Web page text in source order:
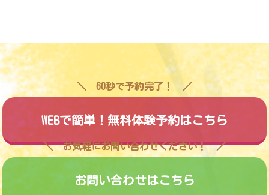
60秒で予約完了！
WEBで簡単！無料体験予約はこちら
お気軽にお問い合わせください！
お問い合わせはこちら